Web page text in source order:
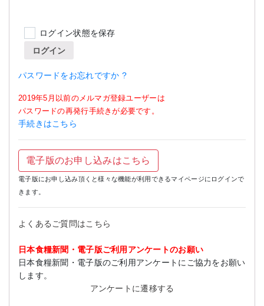
ログイン状態を保存
ログイン
パスワードをお忘れですか ?
2019年5月以前のメルマガ登録ユーザーは
パスワードの再発行手続きが必要です。
手続きはこちら
電子版のお申し込みはこちら
電子版にお申し込み頂くと様々な機能が利用できるマイページにログインで
きます。
よくあるご質問はこちら
日本食糧新聞・電子版ご利用アンケートのお願い
日本食糧新聞・電子版のご利用アンケートにご協力をお願い
します。
アンケートに遷移する